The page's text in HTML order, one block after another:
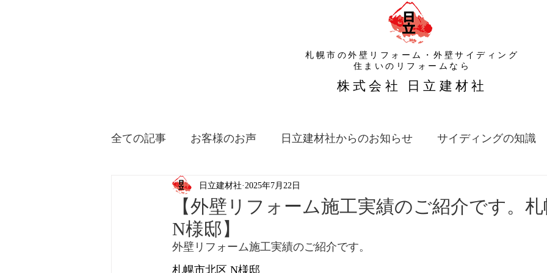
札幌市の外壁リフォーム・外壁サイディング
​住まいのリフォームなら
​株式会社 日立建材社
全ての記事 お客様のお声 日立建材社からのお知らせ サイディングの知識
【外壁リフォーム施工実績のご紹介です。
N様邸】
日立建材社 2025年7月22日
外壁リフォーム施工実績のご紹介です。
札幌市北区 N様邸